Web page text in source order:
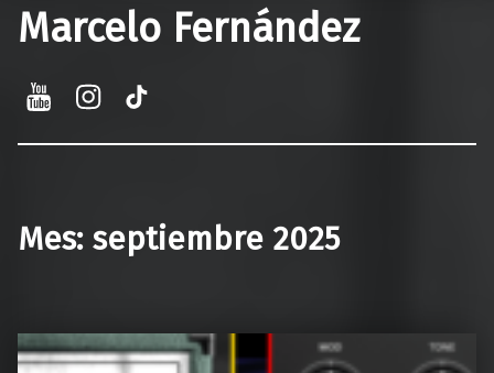
Marcelo Fernández
YouTube
Mes: septiembre 2025